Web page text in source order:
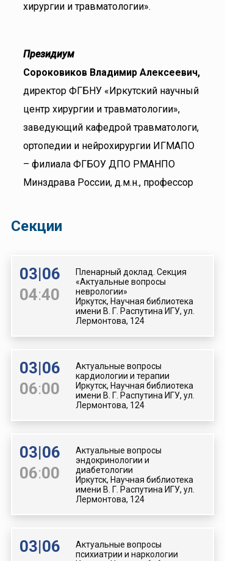
хирургии и травматологии».
Президиум
Сороковиков Владимир Алексеевич,
директор ФГБНУ «Иркутский научный
центр хирургии и травматологии»,
заведующий кафедрой травматологи,
ортопедии и нейрохирургии ИГМАПО
– филиала ФГБОУ ДПО РМАНПО
Минздрава России, д.м.н., профессор
Секции
03|06
04:40
Пленарный доклад. Секция
«Актуальные вопросы
неврологии»
Иркутск, Научная библиотека
имени В. Г. Распутина ИГУ, ул.
Лермонтова, 124
03|06
06:00
Актуальные вопросы
кардиологии и терапии
Иркутск, Научная библиотека
имени В. Г. Распутина ИГУ, ул.
Лермонтова, 124
03|06
06:00
Актуальные вопросы
эндокринологии и
диабетологии
Иркутск, Научная библиотека
имени В. Г. Распутина ИГУ, ул.
Лермонтова, 124
03|06
Актуальные вопросы
психиатрии и наркологии